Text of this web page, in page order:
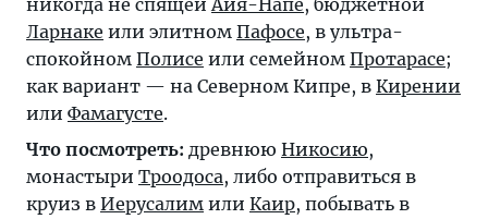
никогда не спящейАйя-Напе, бюджетной
Ларнаке или элитном Пафосе, в ультра-
спокойном Полисе или семейном Протарасе;
как вариант — на Северном Кипре, в Кирении
или Фамагусте.
Что посмотреть: древнюю Никосию,
монастыри Троодоса, либо отправиться в
круиз в Иерусалим или Каир, побывать в